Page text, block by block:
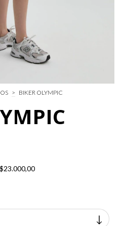
> BIKER OLYMPIC
$23.000,00